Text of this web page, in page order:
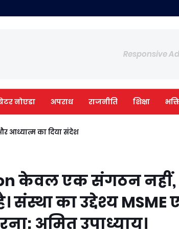
Responsive
नोएडा अपराध राजनीति शिक्षा
और आध्यात्म का दिया संदेश
एवं AI-DS विभाग ने उपलब्धियों का किया सम्मान
केवल एक संगठन नहीं,
का उद्देश्य MSME
अमित उपाध्याय।